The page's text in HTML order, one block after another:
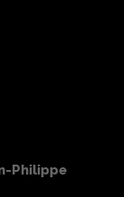
Philippe